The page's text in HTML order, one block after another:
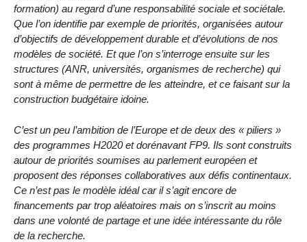
formation) au regard d’une responsabilité sociale et sociétale.
Que l’on identifie par exemple de priorités, organisées autour
d’objectifs de développement durable et d’évolutions de nos
modèles de société. Et que l’on s’interroge ensuite sur les
structures (ANR, universités, organismes de recherche) qui
sont à même de permettre de les atteindre, et ce faisant sur la
construction budgétaire idoine.
C’est un peu l’ambition de l’Europe et de deux des « piliers »
des programmes H2020 et dorénavant FP9. Ils sont construits
autour de priorités soumises au parlement européen et
proposent des réponses collaboratives aux défis continentaux.
Ce n’est pas le modèle idéal car il s’agit encore de
financements par trop aléatoires mais on s’inscrit au moins
dans une volonté de partage et une idée intéressante du rôle
de la recherche.